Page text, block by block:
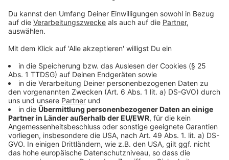
Weitere Blaulichtmeldungen aus Düsseldorf
Weitere Nachrichten aus Düsseldorf
Anzeige
Folge uns für mehr News & Updates:
Anzeige
Livestream|Instagram|Facebook|WhatsApp-Kanal
Anzeige